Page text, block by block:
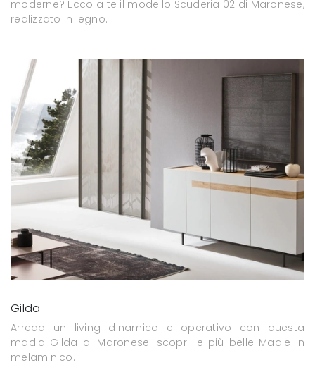
moderne? Ecco a te il modello Scuderia 02 di Maronese,
realizzato in legno.
Gilda
Arreda un living dinamico e operativo con questa
madia Gilda di Maronese: scopri le più belle Madie in
melaminico.